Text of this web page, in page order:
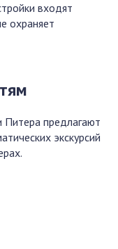
входят
охраняет
предлагают
экскурсий